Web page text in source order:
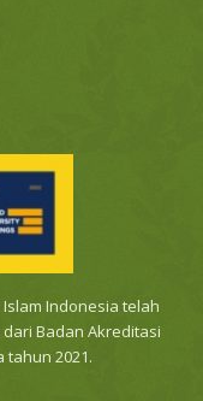
Indonesia telah
Badan Akreditasi
tahun 2021.